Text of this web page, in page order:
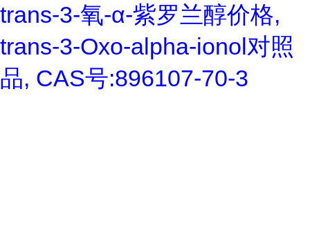
trans-3-氧-α-紫罗兰醇价格,
trans-3-Oxo-alpha-ionol对照
品, CAS号:896107-70-3